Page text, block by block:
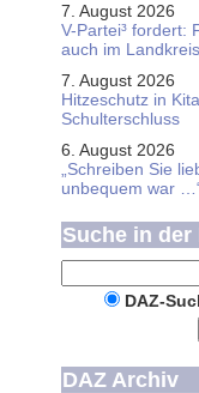
7. August 2026
V-Partei­³ fordert:
auch im
7. August 2026
Hitzeschutz in
Schulterschluss
6. August 2026
„Schreiben Sie
unbequem war
Suche in der
DAZ-
DAZ Archiv